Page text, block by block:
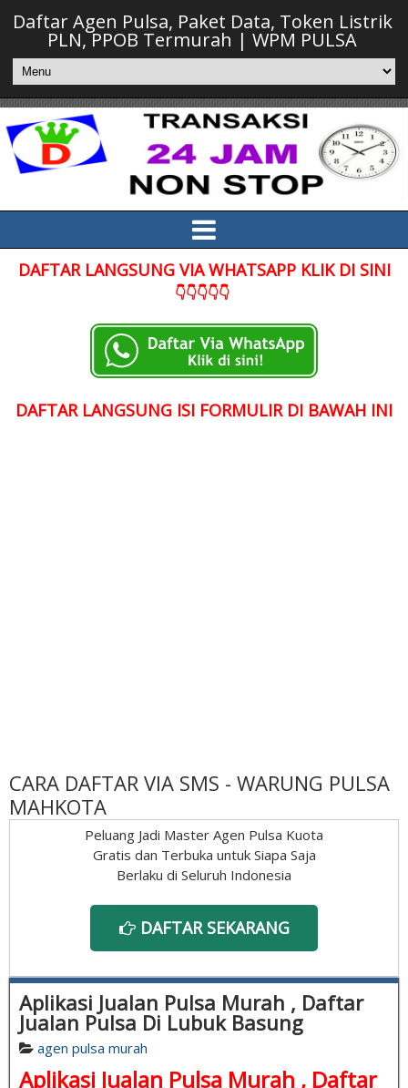
Daftar Agen Pulsa, Paket Data, Token Listrik
PLN, PPOB Termurah | WPM PULSA
DAFTAR LANGSUNG VIA WHATSAPP KLIK DI SINI
👇👇👇👇👇
DAFTAR LANGSUNG ISI FORMULIR DI BAWAH INI
CARA DAFTAR VIA SMS - WARUNG PULSA
MAHKOTA
Peluang Jadi Master Agen Pulsa Kuota
Gratis dan Terbuka untuk Siapa Saja
Berlaku di Seluruh Indonesia
DAFTAR SEKARANG
Aplikasi Jualan Pulsa Murah , Daftar
Jualan Pulsa Di Lubuk Basung
agen pulsa murah
Aplikasi Jualan Pulsa Murah , Daftar